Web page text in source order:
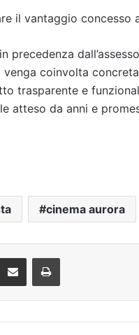
il vantaggio concesso
coinvolta
trasparente e
atteso da anni e
cinema aurora